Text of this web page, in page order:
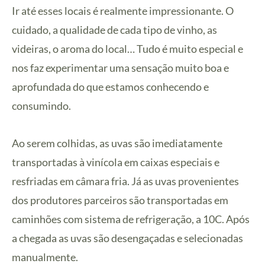
Ir até esses locais é realmente impressionante. O
cuidado, a qualidade de cada tipo de vinho, as
videiras, o aroma do local… Tudo é muito especial e
nos faz experimentar uma sensação muito boa e
aprofundada do que estamos conhecendo e
consumindo.
Ao serem colhidas, as uvas são imediatamente
transportadas à vinícola em caixas especiais e
resfriadas em câmara fria. Já as uvas provenientes
dos produtores parceiros são transportadas em
caminhões com sistema de refrigeração, a 10C. Após
a chegada as uvas são desengaçadas e selecionadas
manualmente.